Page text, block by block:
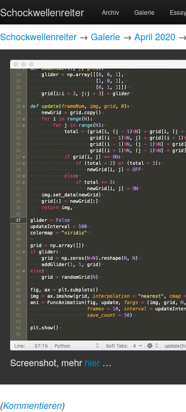
Schockwellenreiter Archiv Galerie
Schockwellenreiter → Galerie → April 2020
Screenshot, mehr hier …
(Kommentieren)